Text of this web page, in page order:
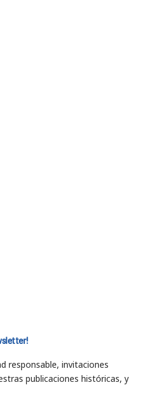
responsable, invitaciones
publicaciones históricas, y